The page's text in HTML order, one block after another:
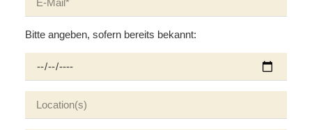
Bitte angeben, sofern bereits bekannt: